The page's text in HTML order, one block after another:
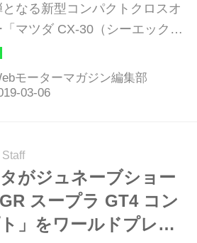
なる新型コンパクトクロスオ
「マツダ CX-30（シーエックス
ー）」を世界初公開し、3月7
日まで開催されるジュネーブモ
ョーで一般公開する。
モーターマガジン編集部
タがジュネーブショー
スープラ GT4 コン
」をワールドプレミ